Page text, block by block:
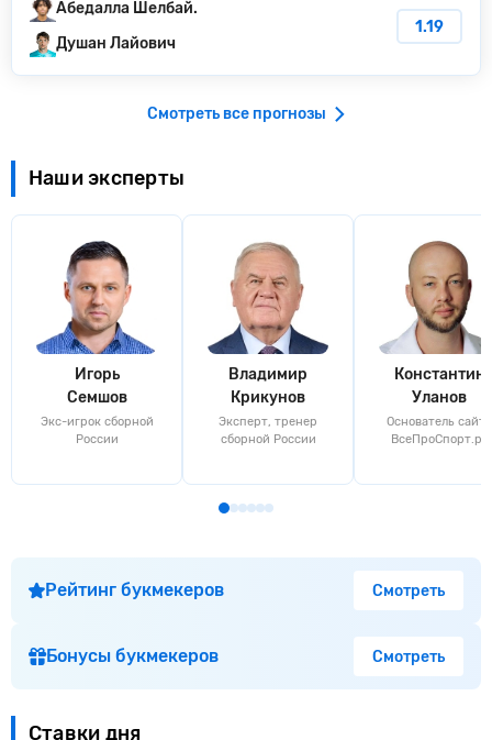
Абедалла Шелбай.
Душан Лайович
1.19
Смотреть все прогнозы
Наши эксперты
Игорь
Семшов
Экс-игрок сборной
России
Владимир
Крикунов
Эксперт, тренер
сборной России
Константин
Уланов
Основатель сайта
ВсеПроСпорт.ру
Рейтинг букмекеров Смотреть
Бонусы букмекеров Смотреть
Ставки дня